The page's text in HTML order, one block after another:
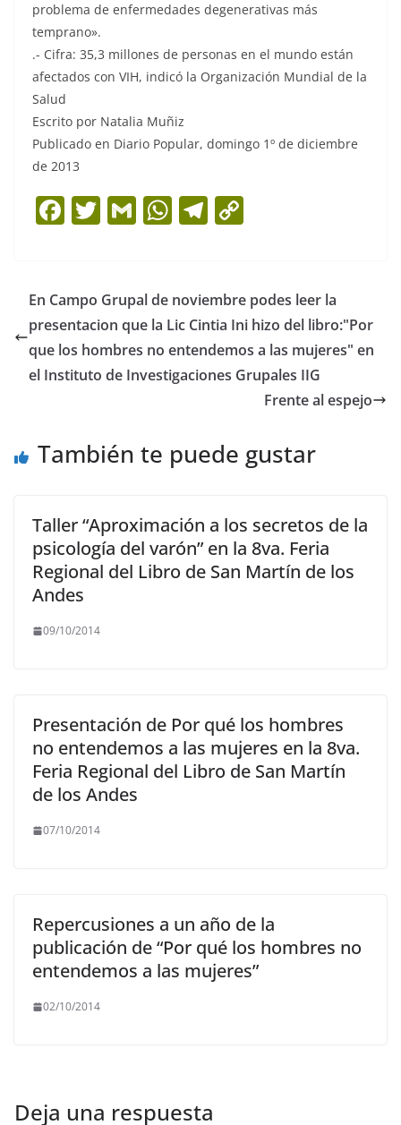
problema de enfermedades degenerativas más
temprano».
.- Cifra: 35,3 millones de personas en el mundo están
afectados con VIH, indicó la Organización Mundial de la
Salud
Escrito por Natalia Muñiz
Publicado en Diario Popular, domingo 1º de diciembre
de 2013
F
e
b
o
o
T
er
G
l
W
s
A
p
p
T
gr
a
m
y
Li
n
k
En Campo Grupal de noviembre podes leer la
presentacion que la Lic Cintia Ini hizo del libro:"Por
que los hombres no entendemos a las mujeres" en
el Instituto de Investigaciones Grupales IIG
Frente al espejo
También te puede gustar
Taller “Aproximación a los secretos de la
psicología del varón” en la 8va. Feria
Regional del Libro de San Martín de los
Andes
09/10/2014
Presentación de Por qué los hombres
no entendemos a las mujeres en la 8va.
Feria Regional del Libro de San Martín
de los Andes
07/10/2014
Repercusiones a un año de la
publicación de “Por qué los hombres no
entendemos a las mujeres”
02/10/2014
Deja una respuesta